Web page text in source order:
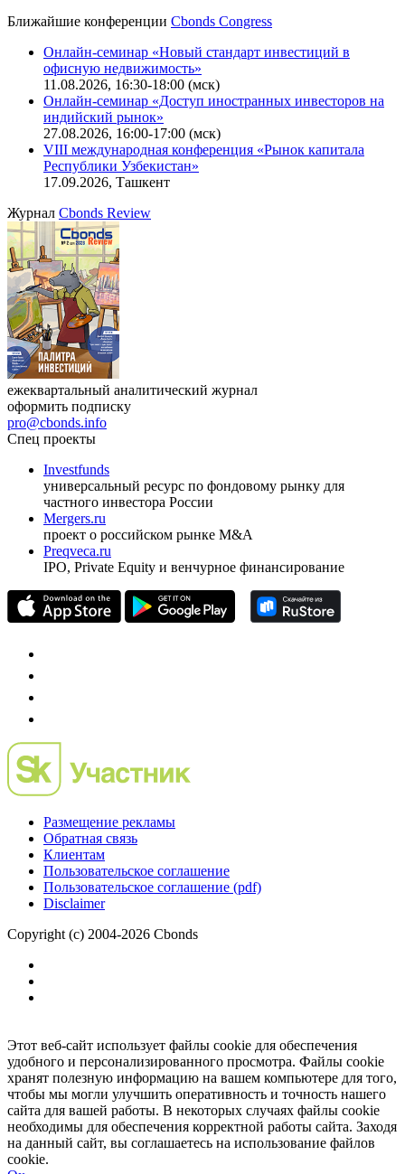
Ближайшие конференции Cbonds Congress
Онлайн-семинар «Новый стандарт инвестиций в
офисную недвижимость»
11.08.2026, 16:30-18:00 (мск)
Онлайн-семинар «Доступ иностранных инвесторов на
индийский рынок»
27.08.2026, 16:00-17:00 (мск)
VIII международная конференция «Рынок капитала
Республики Узбекистан»
17.09.2026, Ташкент
Журнал Cbonds Review
ежеквартальный аналитический журнал
оформить подписку
pro@cbonds.info
Спец проекты
Investfunds
универсальный ресурс по фондовому рынку для
частного инвестора России
Mergers.ru
проект о российском рынке M&A
Preqveca.ru
IPO, Private Equity и венчурное финансирование
Размещение рекламы
Обратная связь
Клиентам
Пользовательское соглашение
Пользовательское соглашение (pdf)
Disclaimer
Copyright (c) 2004-2026 Cbonds
Этот веб-сайт использует файлы cookie для обеспечения
удобного и персонализированного просмотра. Файлы cookie
хранят полезную информацию на вашем компьютере для того,
чтобы мы могли улучшить оперативность и точность нашего
сайта для вашей работы. В некоторых случаях файлы cookie
необходимы для обеспечения корректной работы сайта. Заходя
на данный сайт, вы соглашаетесь на использование файлов
cookie.